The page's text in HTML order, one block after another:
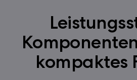
kompaktes